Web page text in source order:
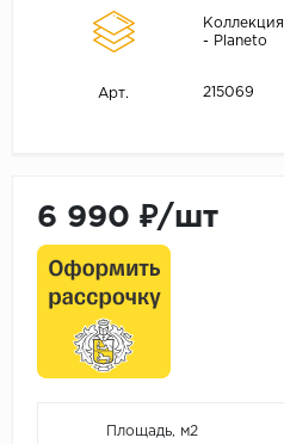
Коллекция
- Planeto
Арт. 215069
6 990 ₽/шт
Площадь, м2